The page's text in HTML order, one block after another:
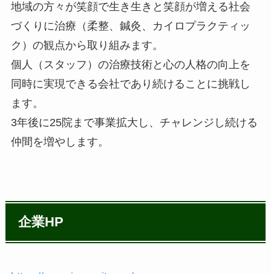
地域の方々が笑顔で生き生きと笑顔が増える社会
づくりに治療（柔整、鍼灸、カイロプラクティッ
ク）の観点から取り組みます。
個人（スタッフ）の治療技術と心の人格の向上を
同時に実現できる会社であり続けることに挑戦し
ます。
3年後に25院まで事業拡大し、チャレンジし続ける
仲間を増やします。
企業HP